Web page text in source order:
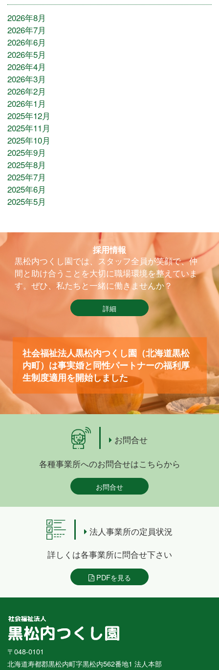
2026年8月
2026年7月
2026年6月
2026年5月
2026年4月
2026年3月
2026年2月
2026年1月
2025年12月
2025年11月
2025年10月
2025年9月
2025年8月
2025年7月
2025年6月
2025年5月
採用情報
黒松内つくし園では、スタッフ全員が笑顔で、仲
間と助け合うことを大切に職場環境を整えていま
す。ぜひ、私たちと一緒に働きませんか？
詳細
社会福祉法人黒松内つくし園（北海道黒松
内町）は事実婚と同性パートナーの福利厚
生制度適用を開始しました
お問合せ
各種事業所へのお問合せはこちらから
お問合せ
法人事業所の定員状況
詳しくは各事業所に問合せ下さい
PDFを見る
〒048-0101
北海道寿都郡黒松内町字黒松内562番地1 法人本部